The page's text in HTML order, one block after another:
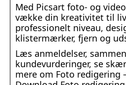
Med Picsart foto- og
vække din kreativitet til
professionelt niveau,
klistermærker, fjern og
Læs anmeldelser,
kundevurderinger, se
mere om Foto redigering